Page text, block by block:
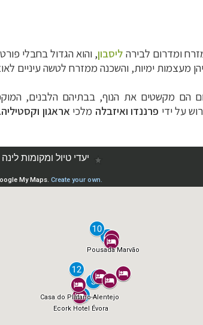
ומדרום לבירה ליסבון, והוא הגדול בחבלי
מעצמות ימיות, והשכנה ממזרח לטשה עיניים
הם מקשטים את הנוף, בבתיהם הלבנים,
פרננדו ואיזבלה מלכי אראגון וקסטיליה